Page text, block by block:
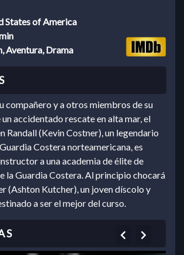
States of America
Aventura, Drama
compañero y a otros miembros de su
accidentado rescate en alta mar, el
Randall (Kevin Costner), un legendario
Costera norteamericana, es
a una academia de élite de
la Guardia Costera. Al principio chocará
(Ashton Kutcher), un joven díscolo y
a ser el mejor del curso.
Previous